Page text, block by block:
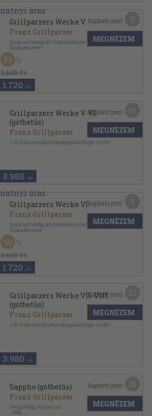
Grillparzers Werke V.
Franz Grillparzer
Druck und Verlag der Österreichischen
Staatsdruckerei
Vászon
Grillparzers Werke sorozat
3.440 Ft
50
1.720 ,-Ft
Kapható pont:
MEGNÉZEM
Grillparzers Werke V-VI.
(gótbetűs)
Franz Grillparzer
J. B. Gotta'sche Buchhandlung Nachfolger GmbH
3.980 ,-Ft
Kapható pont:
MEGNÉZEM
Grillparzers Werke VI.
Franz Grillparzer
Druck und Verlag der Österreichischen
Staatsdruckerei
Vászon
Grillparzers Werke sorozat
3.440 Ft
50
1.720 ,-Ft
Kapható pont:
MEGNÉZEM
Grillparzers Werke VII-VIII.
(gótbetűs)
Franz Grillparzer
J. B. Gotta'sche Buchhandlung Nachfolger GmbH
3.980 ,-Ft
Kapható pont:
MEGNÉZEM
Sappho (gótbetűs)
Franz Grillparzer
Verlag Philipp Reclam jun.
1845
Kapható pont:
MEGNÉZEM